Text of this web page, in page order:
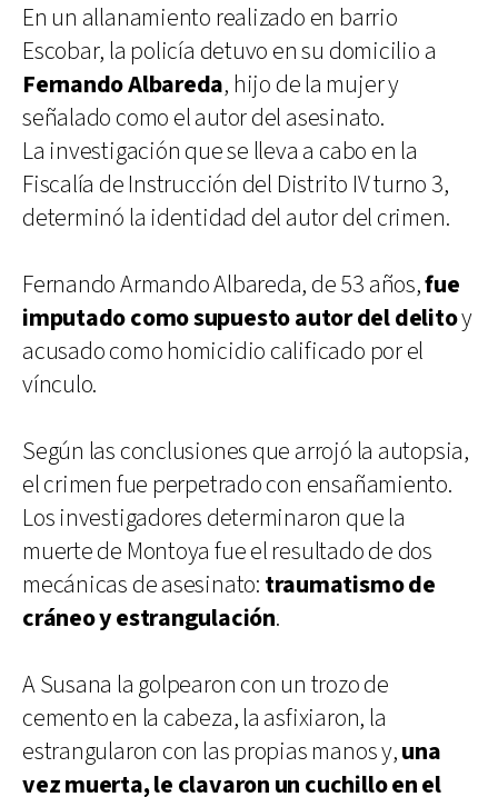
En un allanamiento realizado en barrio
Escobar, la policía detuvo en su domicilio a
Fernando Albareda, hijo de la mujer y
señalado como el autor del asesinato.
La investigación que se lleva a cabo en la
Fiscalía de Instrucción del Distrito IV turno 3,
determinó la identidad del autor del crimen.
Fernando Armando Albareda, de 53 años,fue
imputado como supuesto autor del delitoy
acusado como homicidio calificado por el
vínculo.
Según las conclusiones que arrojó la autopsia,
el crimen fue perpetrado con ensañamiento.
Los investigadores determinaron que la
muerte de Montoya fue el resultado de dos
mecánicas de asesinato: traumatismo de
cráneo y estrangulación.
A Susana la golpearon con un trozo de
cemento en la cabeza, la asfixiaron, la
estrangularon con las propias manos y,una
vez muerta, le clavaron un cuchillo en el